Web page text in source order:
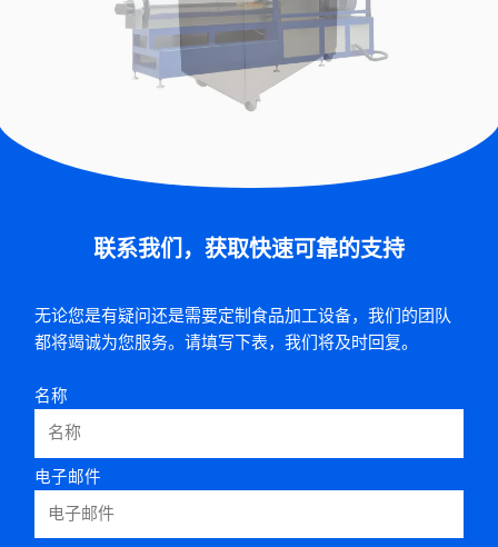
联系我们，获取快速可靠的支持
无论您是有疑问还是需要定制食品加工设备，我们的团队
都将竭诚为您服务。请填写下表，我们将及时回复。
名称
电子邮件